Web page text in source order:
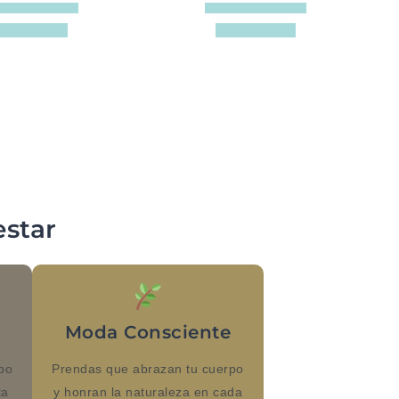
Moda Consciente
Prendas que abrazan tu cuerpo
y honran la naturaleza en cada